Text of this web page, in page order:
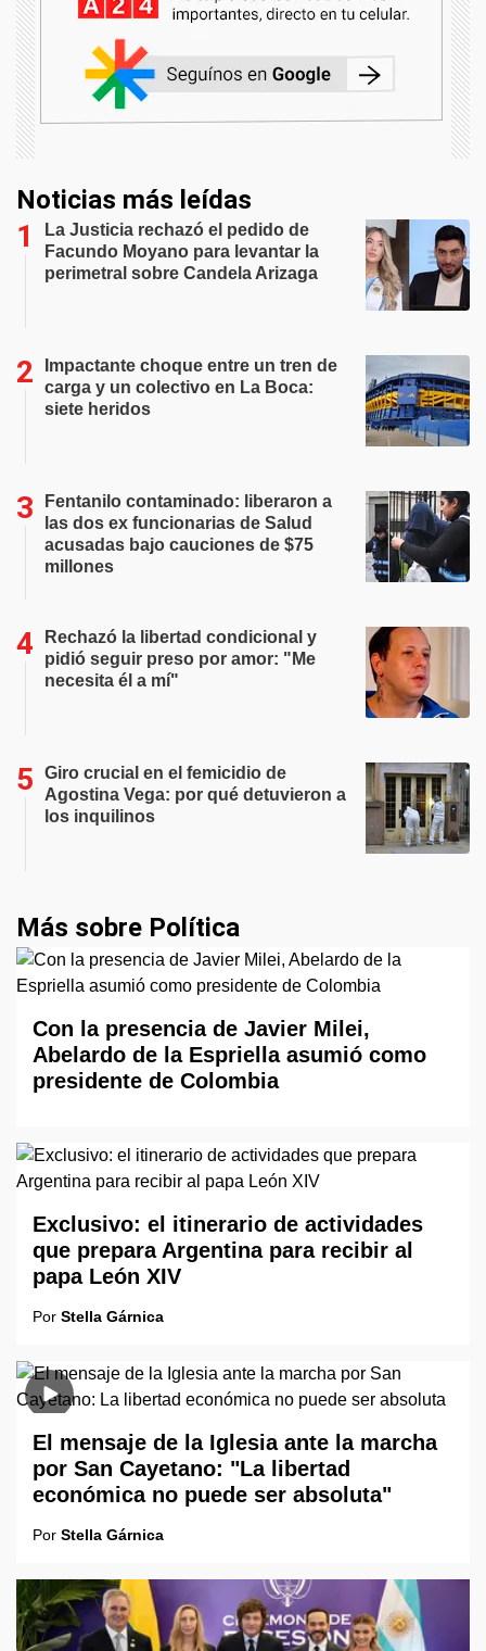
Noticias más leídas
La Justicia rechazó el pedido de
Facundo Moyano para levantar la
perimetral sobre Candela Arizaga
Impactante choque entre un tren de
carga y un colectivo en La Boca:
siete heridos
Fentanilo contaminado: liberaron a
las dos ex funcionarias de Salud
acusadas bajo cauciones de $75
millones
Rechazó la libertad condicional y
pidió seguir preso por amor: "Me
necesita él a mí"
Giro crucial en el femicidio de
Agostina Vega: por qué detuvieron a
los inquilinos
Más sobre Política
Con la presencia de Javier Milei,
Abelardo de la Espriella asumió como
presidente de Colombia
Exclusivo: el itinerario de actividades
que prepara Argentina para recibir al
papa León XIV
Por Stella Gárnica
El mensaje de la Iglesia ante la marcha
por San Cayetano: "La libertad
económica no puede ser absoluta"
Por Stella Gárnica